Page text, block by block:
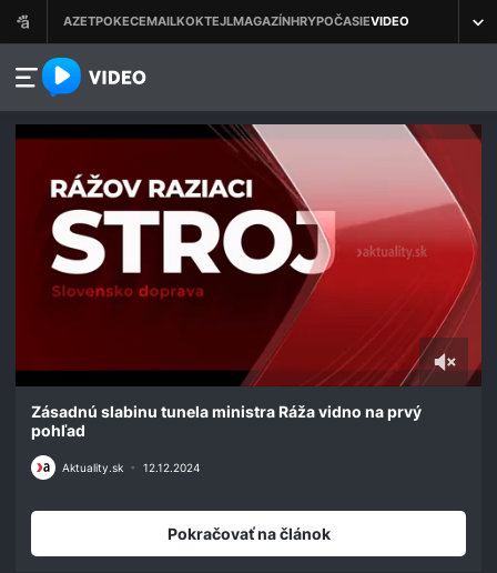
azet.video.sk
seconds
minutes,
Zásadnú slabinu tunela ministra Ráža vidno na prvý
pohľad
Aktuality.sk • 12.12.2024
Pokračovať na článok